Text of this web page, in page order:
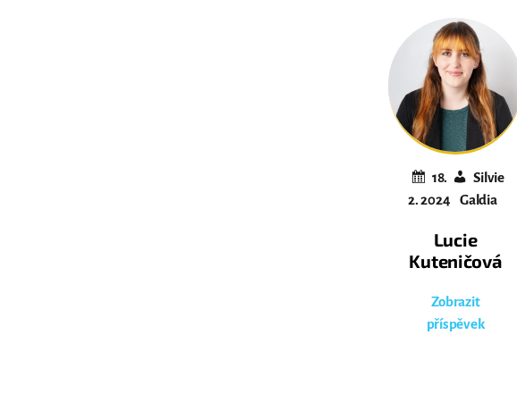
18.
2. 2024
Silvie
Galdia
Lucie
Kuteničová
Zobrazit
příspěvek